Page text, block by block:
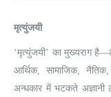
मृत्युंजयी
‘मृत्युंजयी’ का मुख्यराग
आर्थिक, सामाजिक,
अन्धकार में भटकते अज्ञानी